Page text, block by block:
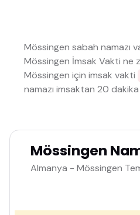
Mössingen sabah namazı
Mössingen İmsak Vakti ne
Mössingen için imsak vakti
namazı imsaktan 20 dakika
Mössingen
Almanya - Mössingen